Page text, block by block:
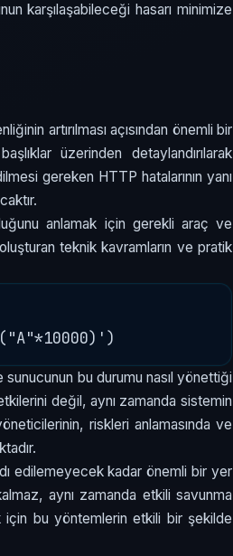
karşılaşabileceği hasarı minimize
artırılması açısından önemli bir
üzerinden detaylandırılarak
gereken HTTP hatalarının yanı
anlamak için gerekli araç ve
teknik kavramların ve pratik
bu durumu nasıl yönettiği
değil, aynı zamanda sistemin
riskleri anlamasında ve
edilemeyecek kadar önemli bir yer
aynı zamanda etkili savunma
için bu yöntemlerin etkili bir şekilde